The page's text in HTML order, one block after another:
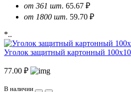
от 361 шт. 65.67 ₽
от 1800 шт. 59.70 ₽
*..
Уголок защитный картонный
77.00 ₽
В наличии